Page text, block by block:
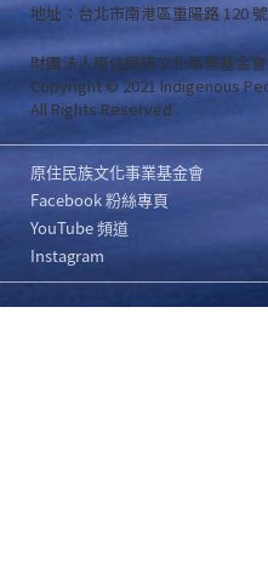
地址：台北市南港區重陽路 120
財團法人原住民族文化事業基金
Copyright © 2021 Indigenous
All Rights Reserved .
原住民族文化事業基金會
Facebook 粉絲專頁
YouTube 頻道
Instagram